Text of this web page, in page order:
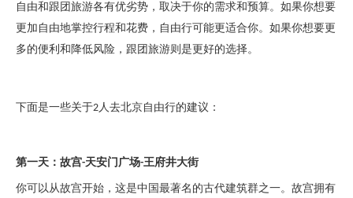
自由和跟团旅游各有优劣势，取决于你的需求和预算。如果你想要
更加自由地掌控行程和花费，自由行可能更适合你。如果你想要更
多的便利和降低风险，跟团旅游则是更好的选择。
下面是一些关于2人去北京自由行的建议：
第一天：故宫-天安门广场-王府井大街
你可以从故宫开始，这是中国最著名的古代建筑群之一。故宫拥有